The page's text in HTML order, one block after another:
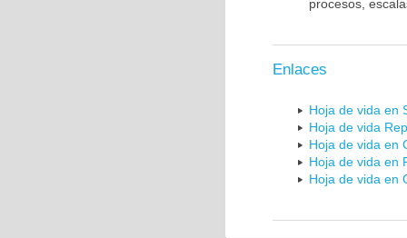
procesos,
Enlaces
Hoja de vida en
Hoja de vida
Hoja de vida en
Hoja de vida en
Hoja de vida en